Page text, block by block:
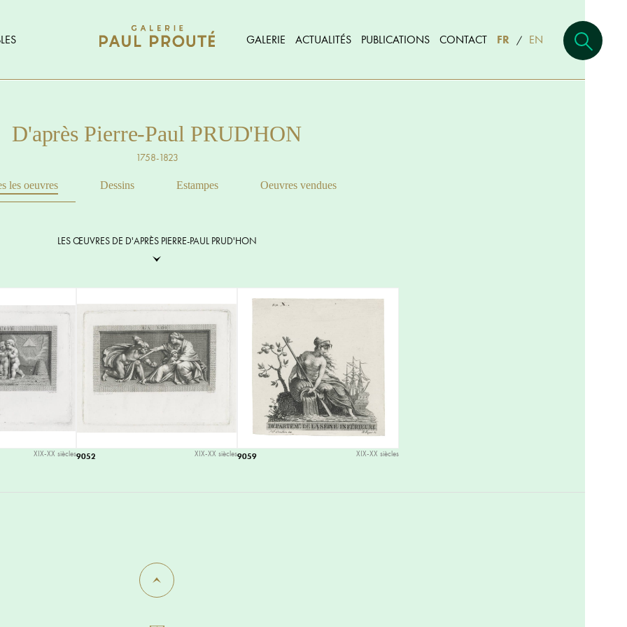
GALERIE ACTUALITÉS PUBLICATIONS CONTACT FR / EN
D'après Pierre-Paul PRUD'HON
1758-1823
les oeuvres Dessins Estampes Oeuvres vendues
LES ŒUVRES DE D'APRÈS PIERRE-PAUL PRUD'HON
XIX-XX siècles9052 XIX-XX siècles9059 XIX-XX siècles